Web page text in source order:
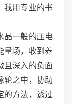
我用专业的书
晶一般的压电
量场，收到养
且深入的负面
轮之中，协助
的方法，透过